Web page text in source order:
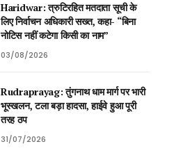
Haridwar: त्रुटिरहित मतदाता सूची के
लिए निर्वाचन अधिकारी सख्त, कहा- “बिना
नोटिस नहीं कटेगा किसी का नाम”
03/08/2026
Rudraprayag: तुंगनाथ धाम मार्ग पर भारी
भूस्खलन, टला बड़ा हादसा, हाईवे हुआ पूरी
तरह ठप
31/07/2026